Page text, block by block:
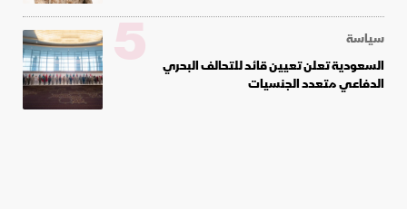
سياسة
السعودية تعلن تعيين قائد للتحالف البحري
الدفاعي متعدد الجنسيات
5